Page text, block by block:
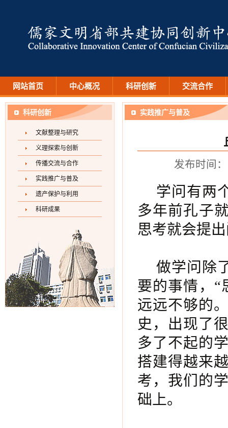
网站首页 中心概况 科研创新 交流合作
科研创新
文献整理与研究
义理探索与创新
传播交流与合作
实践推广与普及
遗产保护与利用
科研成果
实践推广与普及
发布时间
学问有两
多年前孔子
思考就会提
做学问除
要的事情，“
远远不够的
史，出现了
多了不起的
搭建得越来
考，我们的
础上。